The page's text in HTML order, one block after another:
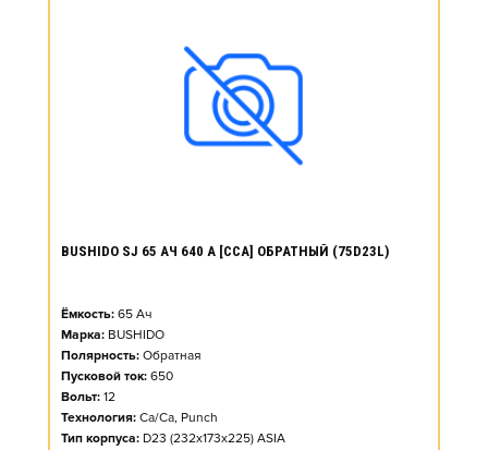
BUSHIDO SJ 65 АЧ 640 А [CCA] ОБРАТНЫЙ (75D23L)
Ёмкость: 65 Ач
Марка: BUSHIDO
Полярность: Обратная
Пусковой ток: 650
Вольт: 12
Технология: Ca/Ca, Punch
Тип корпуса: D23 (232x173x225) ASIA